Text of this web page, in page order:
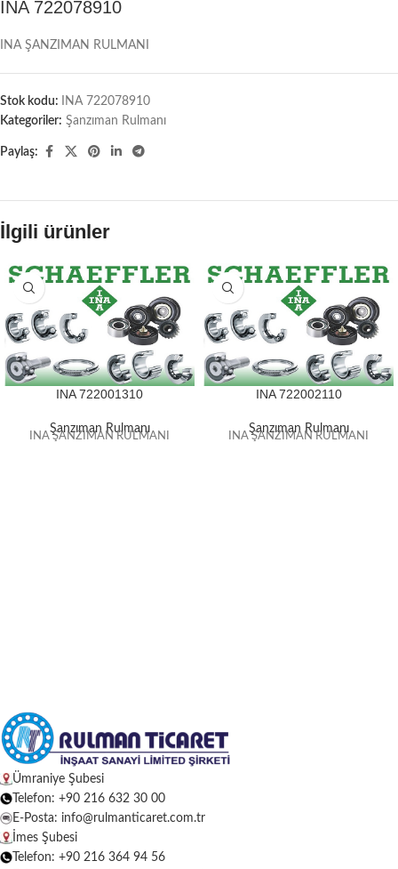
INA 722078910
INA ŞANZIMAN RULMANI
Stok kodu:
INA 722078910
Kategoriler: Şanzıman Rulmanı
Paylaş:
İlgili ürünler
INA 722001310
Şanzıman Rulmanı
INA ŞANZIMAN RULMANI
INA 722002110
Şanzıman Rulmanı
INA ŞANZIMAN RULMANI
Ümraniye Şubesi
Telefon: +90 216 632 30 00
E-Posta: info@rulmanticaret.com.tr
İmes Şubesi
Telefon: +90 216 364 94 56